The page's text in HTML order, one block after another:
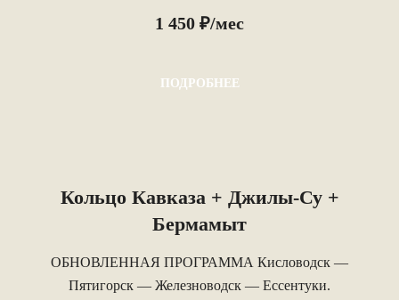
1 450 ₽/мес
ПОДРОБНЕЕ
Кольцо Кавказа + Джилы-Су +
Бермамыт
ОБНОВЛЕННАЯ ПРОГРАММА Кисловодск —
Пятигорск — Железноводск — Ессентуки.